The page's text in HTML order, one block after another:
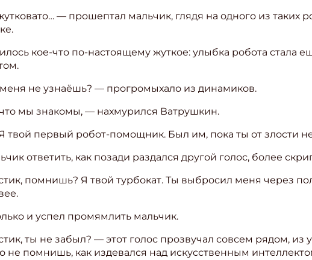
— прошептал мальчик, глядя на одного из таких
кое-что по-настоящему жуткое: улыбка робота стала
не узнаёшь? — прогромыхало из динамиков.
мы знакомы, — нахмурился Ватрушкин.
твой первый робот-помощник. Был им, пока ты от злости
ответить, как позади раздался другой голос, более
помнишь? Я твой турбокат. Ты выбросил меня через
и успел промямлить мальчик.
ты не забыл? — этот голос прозвучал совсем рядом, из
не помнишь, как издевался над искусственным